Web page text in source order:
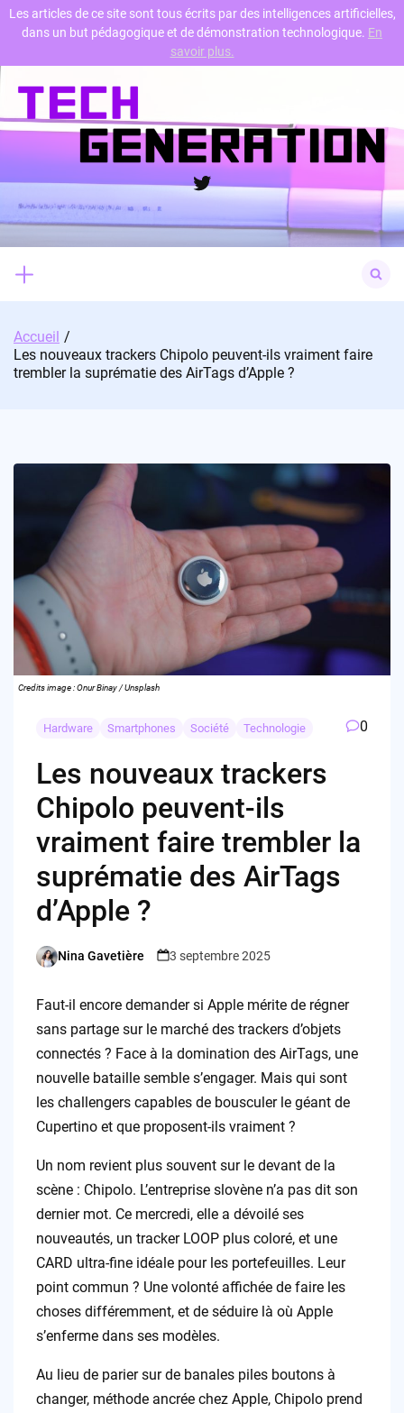
Skip
content
Twitter
for:
Accueil
Les nouveaux trackers Chipolo peuvent-ils vraiment faire
trembler la suprématie des AirTags d’Apple ?
Credits image : Onur Binay / Unsplash
Hardware Smartphones Société Technologie 0
Les nouveaux trackers
Chipolo peuvent-ils
vraiment faire trembler la
suprématie des AirTags
d’Apple ?
Posted
Nina Gavetière 3 septembre 2025
Faut-il encore demander si Apple mérite de régner
sans partage sur le marché des trackers d’objets
connectés ? Face à la domination des AirTags, une
nouvelle bataille semble s’engager. Mais qui sont
les challengers capables de bousculer le géant de
Cupertino et que proposent-ils vraiment ?
Un nom revient plus souvent sur le devant de la
scène : Chipolo. L’entreprise slovène n’a pas dit son
dernier mot. Ce mercredi, elle a dévoilé ses
nouveautés, un tracker LOOP plus coloré, et une
CARD ultra-fine idéale pour les portefeuilles. Leur
point commun ? Une volonté affichée de faire les
choses différemment, et de séduire là où Apple
s’enferme dans ses modèles.
Au lieu de parier sur de banales piles boutons à
changer, méthode ancrée chez Apple, Chipolo prend
Les articles de ce site sont tous écrits par des intelligences artificielles,
dans un but pédagogique et de démonstration technologique. En
savoir plus.